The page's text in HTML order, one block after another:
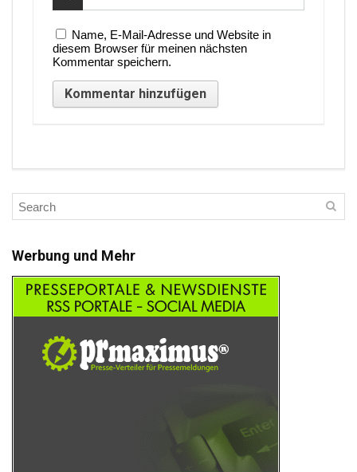
Name, E-Mail-Adresse und Website in
diesem Browser für meinen nächsten
Kommentar speichern.
Werbung und Mehr